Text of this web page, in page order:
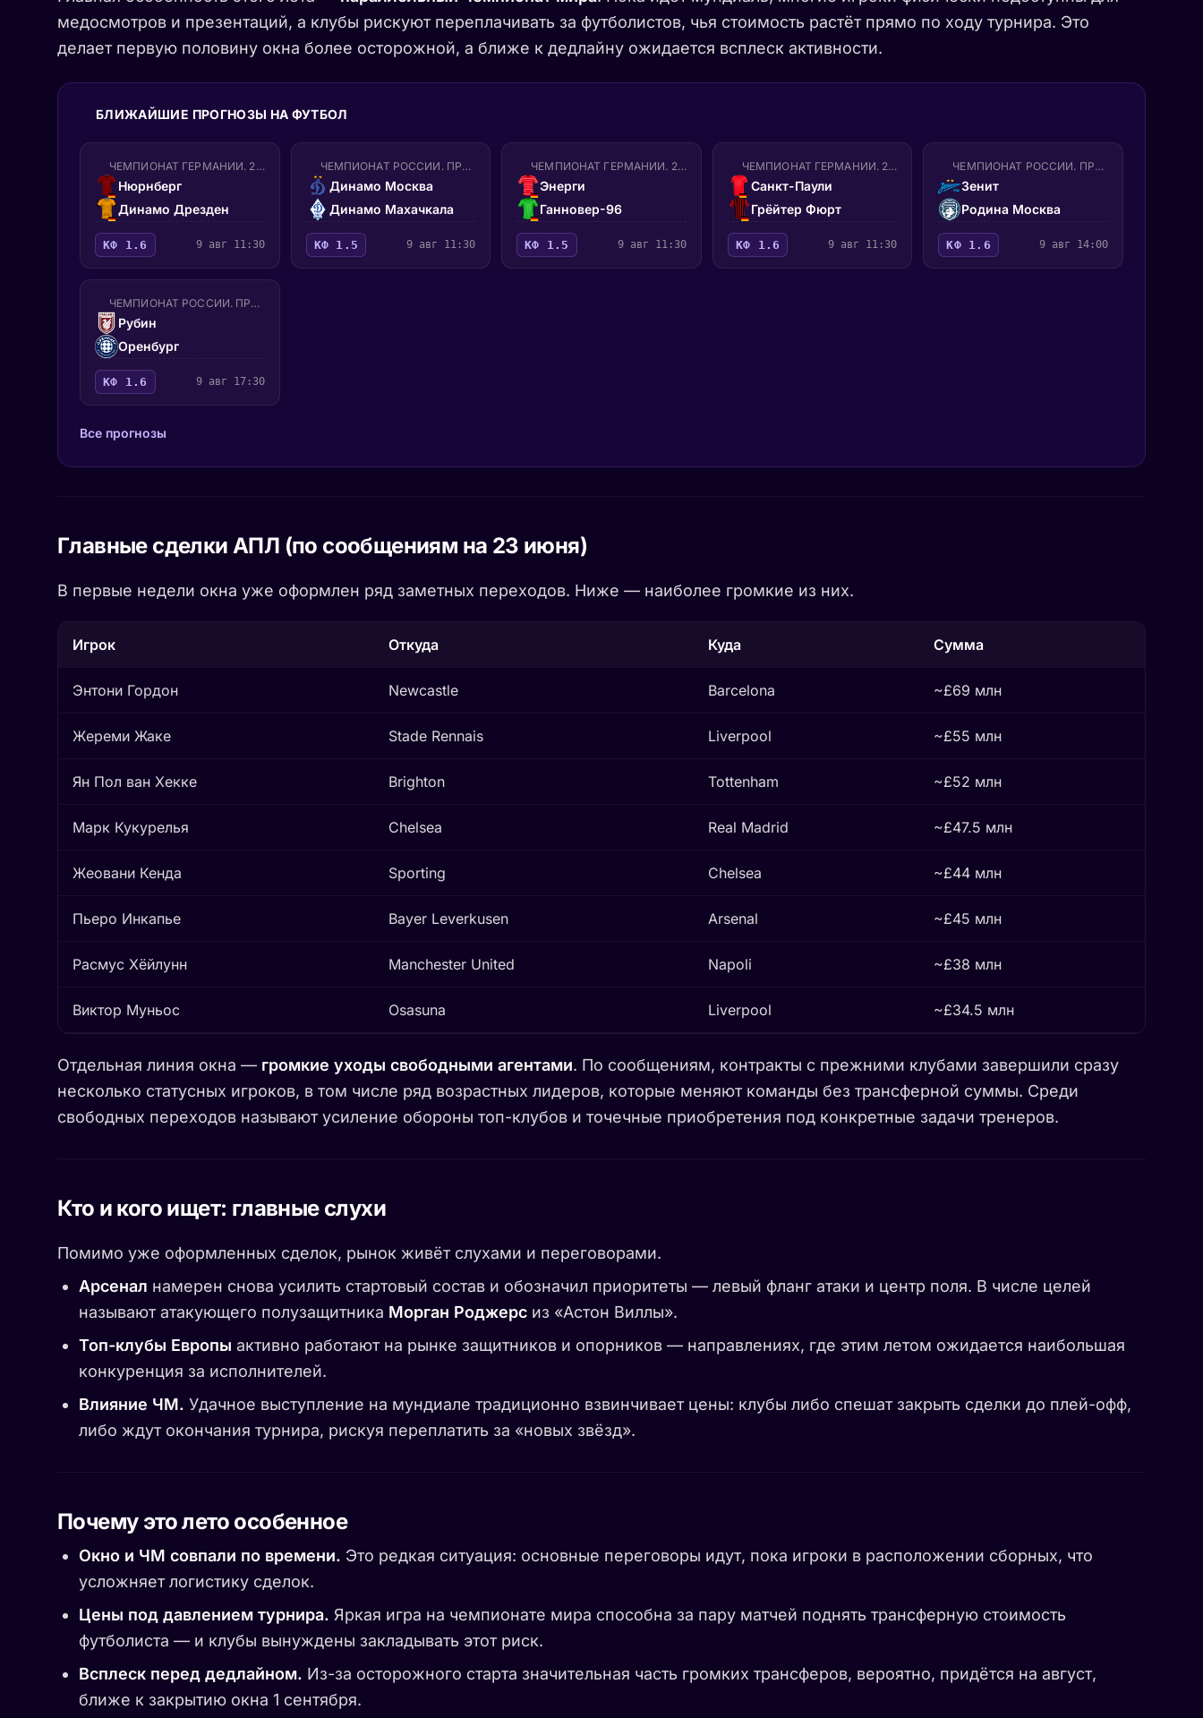
медосмотров и презентаций, а клубы рискуют переплачивать за футболистов, чья стоимость растёт прямо по ходу турнира. Это
делает первую половину окна более осторожной, а ближе к дедлайну ожидается всплеск активности.
БЛИЖАЙШИЕ ПРОГНОЗЫ НА ФУТБОЛ
ЧЕМПИОНАТ ГЕРМАНИИ. 2-Я БУНДЕСЛИГА
Нюрнберг
Динамо Дрезден
КФ 1.6 9 авг 11:30
ЧЕМПИОНАТ РОССИИ. ПРЕМЬЕР-ЛИГА
Динамо Москва
Динамо Махачкала
КФ 1.5 9 авг 11:30
ЧЕМПИОНАТ ГЕРМАНИИ. 2-Я БУНДЕСЛИГА
Энерги
Ганновер-96
КФ 1.5 9 авг 11:30
ЧЕМПИОНАТ ГЕРМАНИИ. 2-Я БУНДЕСЛИГА
Санкт-Паули
Грёйтер Фюрт
КФ 1.6 9 авг 11:30
ЧЕМПИОНАТ РОССИИ. ПРЕМЬЕР-ЛИГА
Зенит
Родина Москва
КФ 1.6 9 авг 14:00
ЧЕМПИОНАТ РОССИИ. ПРЕМЬЕР-ЛИГА
Рубин
Оренбург
КФ 1.6 9 авг 17:30
Все прогнозы
Главные сделки АПЛ (по сообщениям на 23 июня)
В первые недели окна уже оформлен ряд заметных переходов. Ниже — наиболее громкие из них.
Игрок Откуда Куда Сумма
Энтони Гордон Newcastle Barcelona ~£69 млн
Жереми Жаке Stade Rennais Liverpool ~£55 млн
Ян Пол ван Хекке Brighton Tottenham ~£52 млн
Марк Кукурелья Chelsea Real Madrid ~£47.5 млн
Жеовани Кенда Sporting Chelsea ~£44 млн
Пьеро Инкапье Bayer Leverkusen Arsenal ~£45 млн
Расмус Хёйлунн Manchester United Napoli ~£38 млн
Виктор Муньос Osasuna Liverpool ~£34.5 млн
Отдельная линия окна — громкие уходы свободными агентами. По сообщениям, контракты с прежними клубами завершили сразу
несколько статусных игроков, в том числе ряд возрастных лидеров, которые меняют команды без трансферной суммы. Среди
свободных переходов называют усиление обороны топ-клубов и точечные приобретения под конкретные задачи тренеров.
Кто и кого ищет: главные слухи
Помимо уже оформленных сделок, рынок живёт слухами и переговорами.
Арсенал намерен снова усилить стартовый состав и обозначил приоритеты — левый фланг атаки и центр поля. В числе целей
называют атакующего полузащитника Морган Роджерс из «Астон Виллы».
Топ-клубы Европы активно работают на рынке защитников и опорников — направлениях, где этим летом ожидается наибольшая
конкуренция за исполнителей.
Влияние ЧМ. Удачное выступление на мундиале традиционно взвинчивает цены: клубы либо спешат закрыть сделки до плей-офф,
либо ждут окончания турнира, рискуя переплатить за «новых звёзд».
Почему это лето особенное
Окно и ЧМ совпали по времени. Это редкая ситуация: основные переговоры идут, пока игроки в расположении сборных, что
усложняет логистику сделок.
Цены под давлением турнира. Яркая игра на чемпионате мира способна за пару матчей поднять трансферную стоимость
футболиста — и клубы вынуждены закладывать этот риск.
Всплеск перед дедлайном. Из-за осторожного старта значительная часть громких трансферов, вероятно, придётся на август,
ближе к закрытию окна 1 сентября.